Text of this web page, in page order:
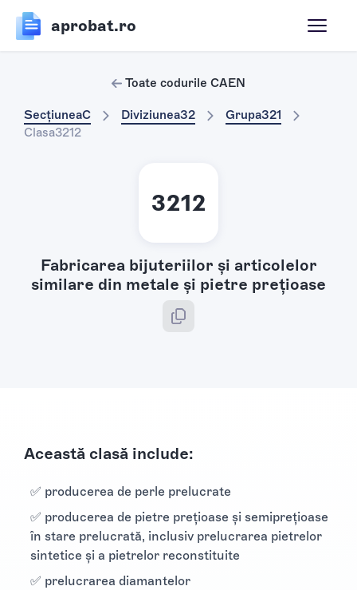
aprobat.ro
Toate codurile CAEN
SecțiuneaC Diviziunea32 Grupa321
Clasa3212
3212
Fabricarea bijuteriilor şi articolelor
similare din metale şi pietre preţioase
Această clasă include:
✅ producerea de perle prelucrate
✅ producerea de pietre preţioase şi semipreţioase
în stare prelucrată, inclusiv prelucrarea pietrelor
sintetice şi a pietrelor reconstituite
✅ prelucrarea diamantelor